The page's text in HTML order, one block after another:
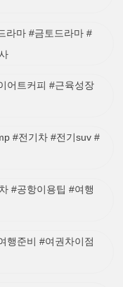
라마 #금토드라마 #
어트커피 #근육성장
#전기차 #전기suv #
#공항이용팁 #여행
행준비 #여권차이점